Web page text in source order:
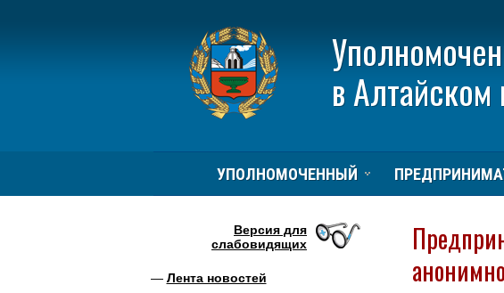
в Алтайском
УПОЛНОМОЧЕННЫЙ
Версия для
слабовидящих
Лента новостей